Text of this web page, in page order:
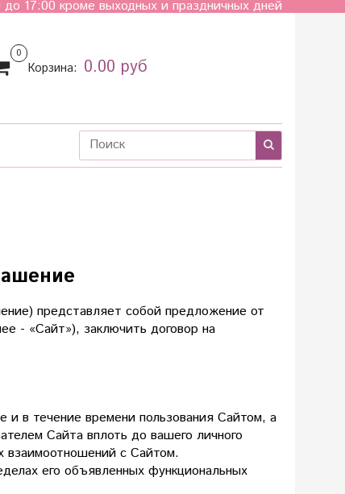
до 17:00 кроме выходных и праздничных дней
0
Корзина: 0.00 руб
представляет собой предложение от
- «Сайт»), заключить договор на
в течение времени пользования Сайтом, а
Сайта вплоть до вашего личного
с Сайтом.
его объявленных функциональных